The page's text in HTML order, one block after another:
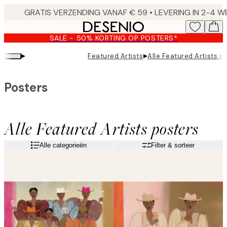
content.
SALE - 50% KORTING OP POSTERS*
▸ Featured Artists▸Alle Featured Artists
Alle Featured Artists posters
Posters
Alle categorieën Filter & sorteer